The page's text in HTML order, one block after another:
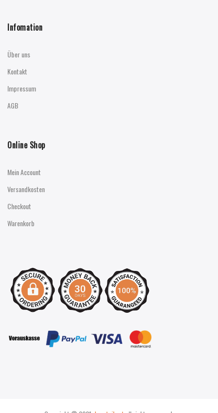
Infomation
Über uns
Kontakt
Impressum
AGB
Online Shop
Mein Account
Versandkosten
Checkout
Warenkorb